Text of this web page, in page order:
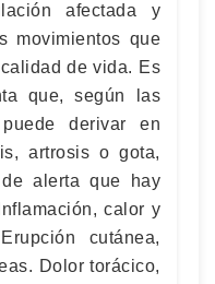
afectada y
movimientos que
de vida. Es
que, según las
derivar en
artrosis o gota,
alerta que hay
calor y
cutánea,
Dolor torácico,